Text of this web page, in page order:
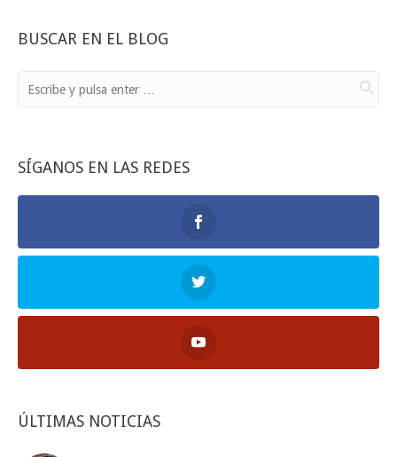
BUSCAR EN EL BLOG
SÍGANOS EN LAS REDES
ÚLTIMAS NOTICIAS